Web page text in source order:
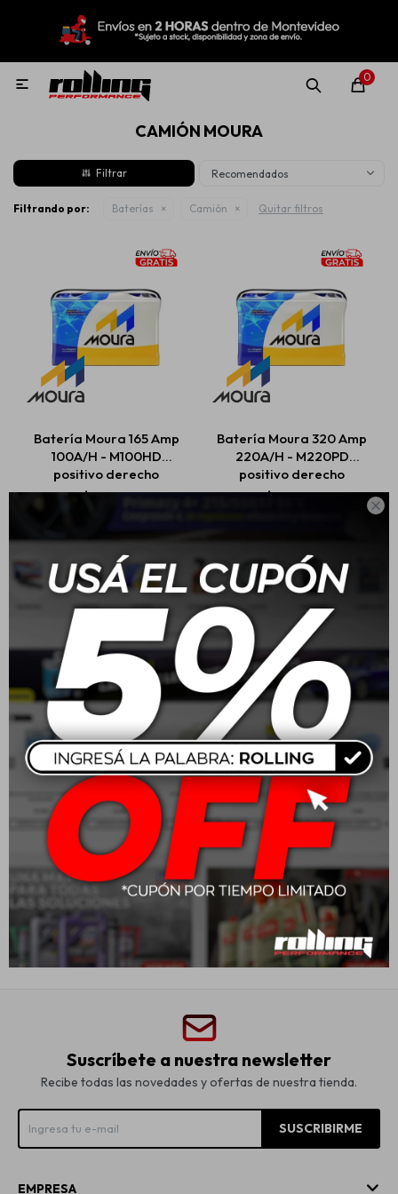

0

CAMIÓN MOURA
Recomendados
Filtrando por: Baterías Camión Quitar filtros
Batería Moura 165 Amp
100A/H - M100HD
positivo derecho
$13.160
Batería Moura 320 Amp
220A/H - M220PD
positivo derecho
$25.760
Batería Moura 260 Amp
180A/H - M180BD positivo
derecho
$21.520
Suscríbete a nuestra newsletter
Recibe todas las novedades y ofertas de nuestra tienda.
SUSCRIBIRME
EMPRESA
MI CUENTA
Nuevo! Rolling Repuestos
Llantas
Aditivos
Aerosoles
Estética automotriz
Baterías
Repuestos
Servicios